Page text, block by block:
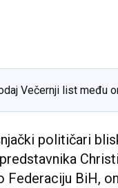
Večernji list među
političari
Federaciju BiH,